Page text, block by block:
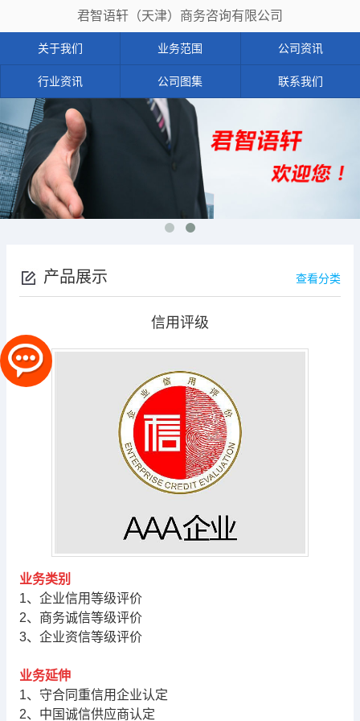
君智语轩（天津）商务咨询有限公司
关于我们 业务范围 公司资讯
行业资讯 公司图集 联系我们
产品展示 查看分类
信用评级
业务类别
1、企业信用等级评价
2、商务诚信等级评价
3、企业资信等级评价
业务延伸
1、守合同重信用企业认定
2、中国诚信供应商认定